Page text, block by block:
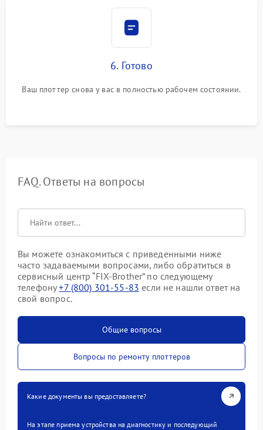
6. Готово
Ваш плоттер снова у вас в полностью рабочем состоянии.
FAQ. Ответы на вопросы
Вы можете ознакомиться с приведенными ниже
часто задаваемыми вопросами, либо обратиться в
сервисный центр “FIX-Brother” по следующему
телефону+7 (800) 301-55-83 если не нашли ответ на
свой вопрос.
Общие вопросы
Вопросы по ремонту плоттеров
Какие документы вы предоставляете?
На этапе приема устройства на диагностику и последующий